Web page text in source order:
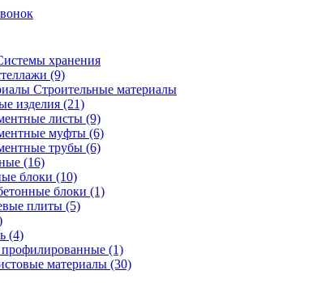
хранения
(9)
Строительные материалы
изделия (21)
листы (9)
муфты (6)
трубы (6)
(16)
блоки (10)
блоки (1)
плиты (5)
(4)
(1)
материалы (30)